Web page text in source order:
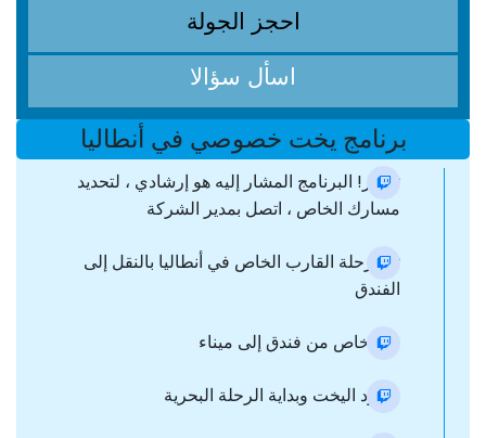
احجز الجولة
اسأل سؤالا
برنامج يخت خصوصي في أنطاليا
تحذير! البرنامج المشار إليه هو إرشادي ، لتحديد
مسارك الخاص ، اتصل بمدير الشركة
تبدأ رحلة القارب الخاص في أنطاليا بالنقل إلى
الفندق
نقل خاص من فندق إلى ميناء
صعود اليخت وبداية الرحلة البحرية